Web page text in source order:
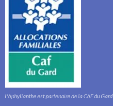
L'Aphyllanthe est partenaire de la CAF du Gard